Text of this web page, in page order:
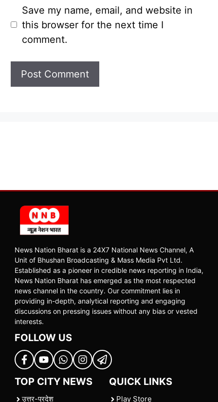
Save my name, email, and website in
this browser for the next time I
comment.
News Nation Bharat is a 24X7 National News Channel, A
Unit of Bhushan Broadcasting & Mass Media Pvt Ltd.
Established as a pioneer in credible news reporting in India,
News Nation Bharat has emerged as the most respected
news channel in the country. Our commitment lies in
providing in-depth, analytical reporting and engaging
discussions on pressing issues without any bias or vested
interests.
FOLLOW US
TOP CITY NEWS
उत्तर-प्रदेश
QUICK LINKS
Play Store